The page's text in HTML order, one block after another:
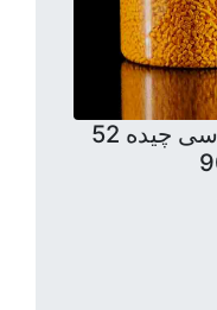
جار استوانه 1000سی سی چیده 52